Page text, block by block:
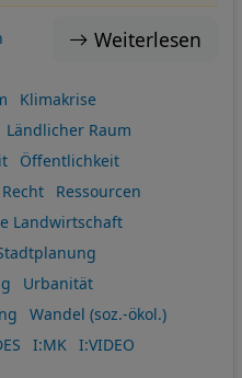
Weiterlesen
Klimakrise
Ländlicher Raum
Öffentlichkeit
Recht
Ressourcen
Landwirtschaft
Urbanität
Wandel (soz.-ökol.)
I:MK I:VIDEO